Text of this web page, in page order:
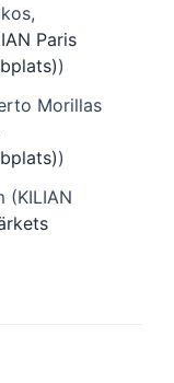
Paris
)
Morillas
)
(KILIAN